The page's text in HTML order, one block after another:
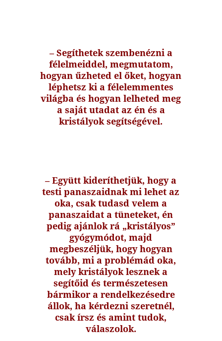
– Segíthetek szembenézni a
félelmeiddel, megmutatom,
hogyan űzheted el őket, hogyan
léphetsz ki a félelemmentes
világba és hogyan lelheted meg
a saját utadat az én és a
kristályok segítségével.
– Együtt kideríthetjük, hogy a
testi panaszaidnak mi lehet az
oka, csak tudasd velem a
panaszaidat a tüneteket, én
pedig ajánlok rá „kristályos”
gyógymódot, majd
megbeszéljük, hogy hogyan
tovább, mi a problémád oka,
mely kristályok lesznek a
segítőid és természetesen
bármikor a rendelkezésedre
állok, ha kérdezni szeretnél,
csak írsz és amint tudok,
válaszolok.